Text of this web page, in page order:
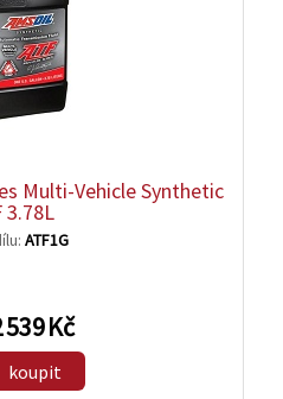
Multi-Vehicle Synthetic
3.78L
539 Kč
ATF1G
koupit